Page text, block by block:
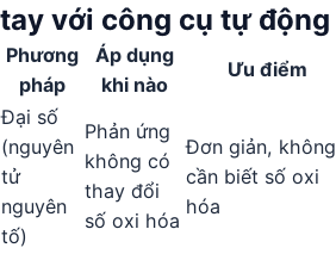
tay với công cụ tự động
Phương
pháp
Áp dụng
khi nào
Ưu điểm
Đại số
(nguyên
tử
nguyên
tố)
Phản ứng
không có
thay đổi
số oxi hóa
Đơn giản, không
cần biết số oxi
hóa